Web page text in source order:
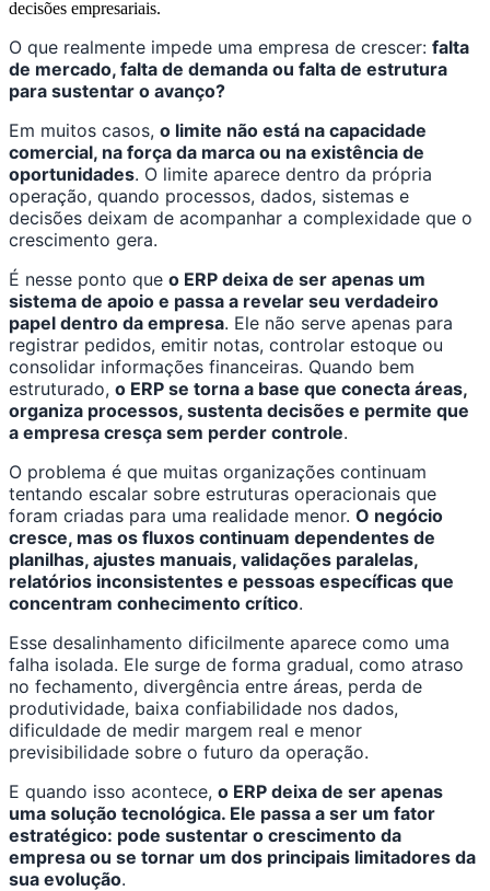
decisões empresariais.
O que realmente impede uma empresa de crescer: falta
de mercado, falta de demanda ou falta de estrutura
para sustentar o avanço?
Em muitos casos, o limite não está na capacidade
comercial, na força da marca ou na existência de
oportunidades. O limite aparece dentro da própria
operação, quando processos, dados, sistemas e
decisões deixam de acompanhar a complexidade que o
crescimento gera.
É nesse ponto que o ERP deixa de ser apenas um
sistema de apoio e passa a revelar seu verdadeiro
papel dentro da empresa. Ele não serve apenas para
registrar pedidos, emitir notas, controlar estoque ou
consolidar informações financeiras. Quando bem
estruturado, o ERP se torna a base que conecta áreas,
organiza processos, sustenta decisões e permite que
a empresa cresça sem perder controle.
O problema é que muitas organizações continuam
tentando escalar sobre estruturas operacionais que
foram criadas para uma realidade menor. O negócio
cresce, mas os fluxos continuam dependentes de
planilhas, ajustes manuais, validações paralelas,
relatórios inconsistentes e pessoas específicas que
concentram conhecimento crítico.
Esse desalinhamento dificilmente aparece como uma
falha isolada. Ele surge de forma gradual, como atraso
no fechamento, divergência entre áreas, perda de
produtividade, baixa confiabilidade nos dados,
dificuldade de medir margem real e menor
previsibilidade sobre o futuro da operação.
E quando isso acontece, o ERP deixa de ser apenas
uma solução tecnológica. Ele passa a ser um fator
estratégico: pode sustentar o crescimento da
empresa ou se tornar um dos principais limitadores da
sua evolução.